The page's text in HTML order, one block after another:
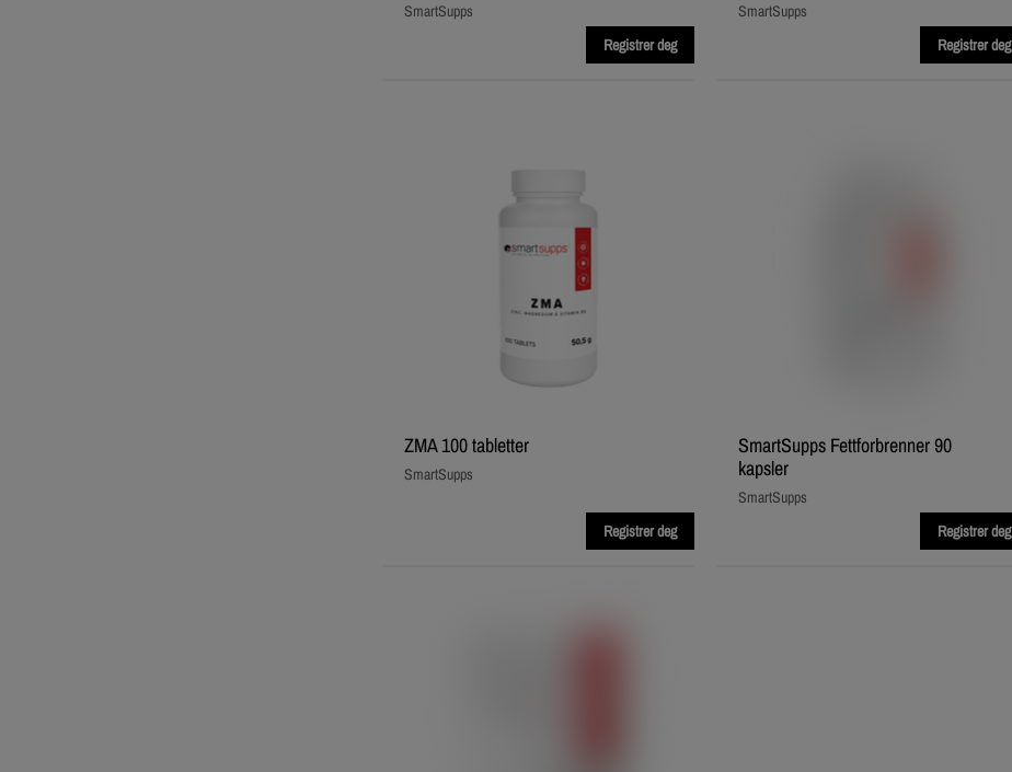
SmartSupps
Registrer deg
SmartSupps
Registrer deg
ZMA 100 tabletter
SmartSupps
Registrer deg
SmartSupps Fettforbrenner 90
kapsler
SmartSupps
Registrer deg